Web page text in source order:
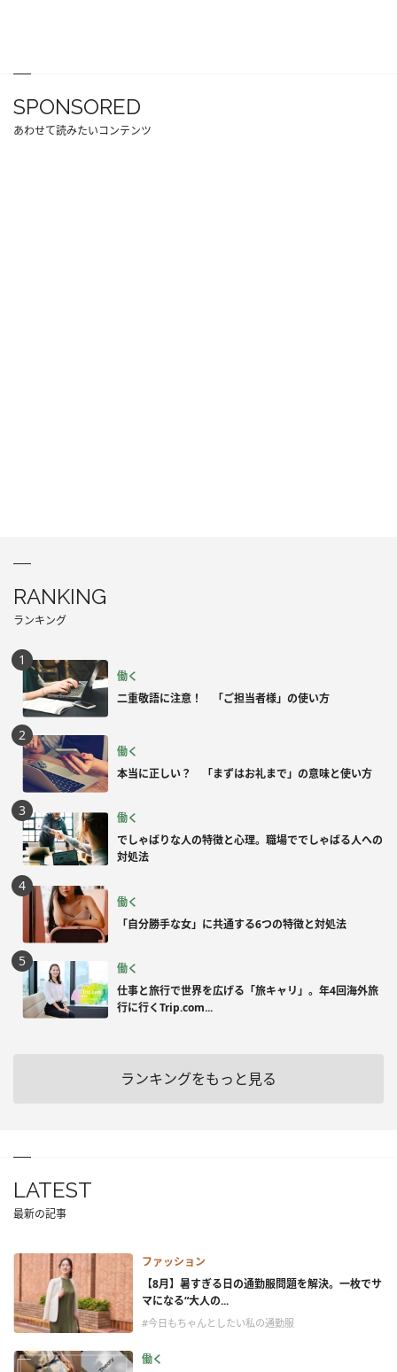
SPONSORED
あわせて読みたいコンテンツ
RANKING
ランキング
働く
二重敬語に注意！ 「ご担当者様」の使い方
働く
本当に正しい？ 「まずはお礼まで」の意味と使い方
働く
でしゃばりな人の特徴と心理。職場ででしゃばる人への
対処法
働く
「自分勝手な女」に共通する6つの特徴と対処法
働く
仕事と旅行で世界を広げる「旅キャリ」。年4回海外旅
行に行くTrip.com...
ランキングをもっと見る
LATEST
最新の記事
ファッション
【8月】暑すぎる日の通勤服問題を解決。一枚でサ
マになる“大人の...
#今日もちゃんとしたい私の通勤服
働く